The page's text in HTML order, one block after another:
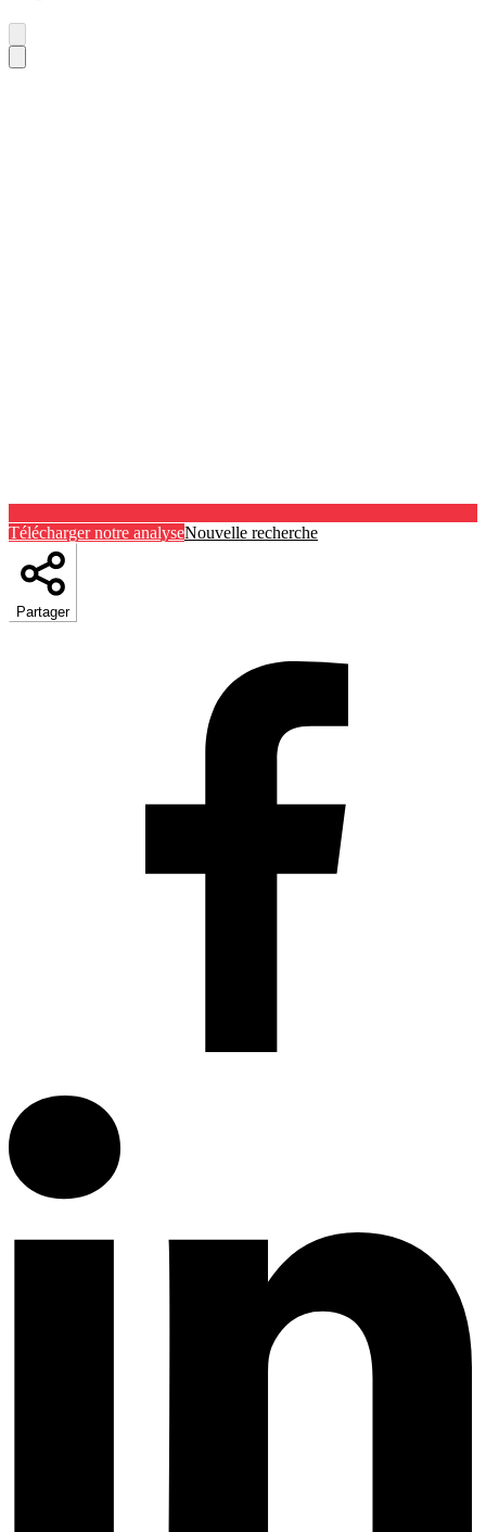
Télécharger notre analyseNouvelle recherche
Partager